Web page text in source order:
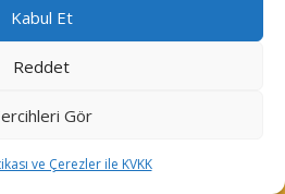
Kabul Et
Reddet
Gör
ve Çerezler ile KVKK
Gizlilik Politikası
İletişim